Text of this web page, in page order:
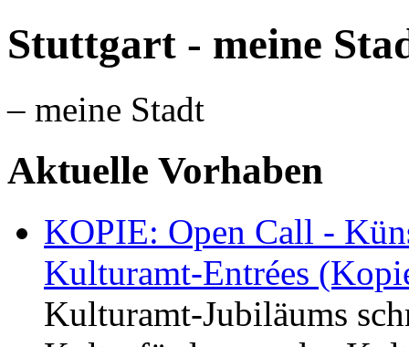
Stuttgart - meine
– meine Stadt
Aktuelle Vorhaben
KOPIE: Open Call -
Kulturamt-Entrées
Kulturamt-Jubiläums